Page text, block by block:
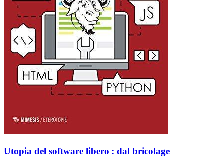
Utopia del software libero : dal bricolage